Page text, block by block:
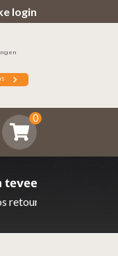
login
0
retourneren